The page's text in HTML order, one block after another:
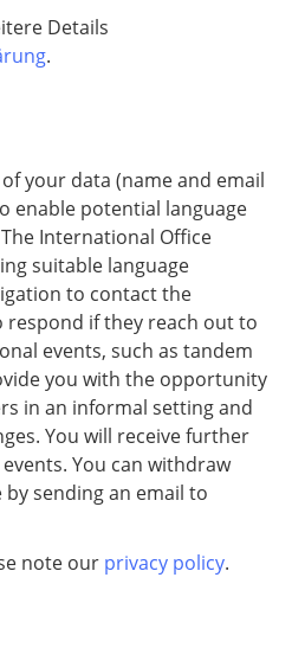
Details
.
your data (name and email
enable potential language
International Office
suitable language
to contact the
if they reach out to
events, such as tandem
you with the opportunity
in an informal setting and
You will receive further
You can withdraw
sending an email to
note our privacy policy.